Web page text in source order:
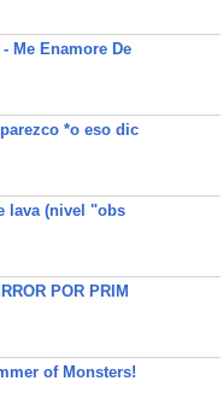
Me Enamore De
*o eso dic
lava (nivel "obs
POR PRIM
of Monsters!